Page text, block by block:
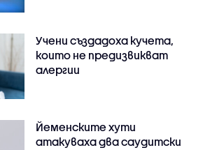
Учени създадоха кучета,
които не предизвикват
алергии
Йеменските хути
атакуваха два саудитски